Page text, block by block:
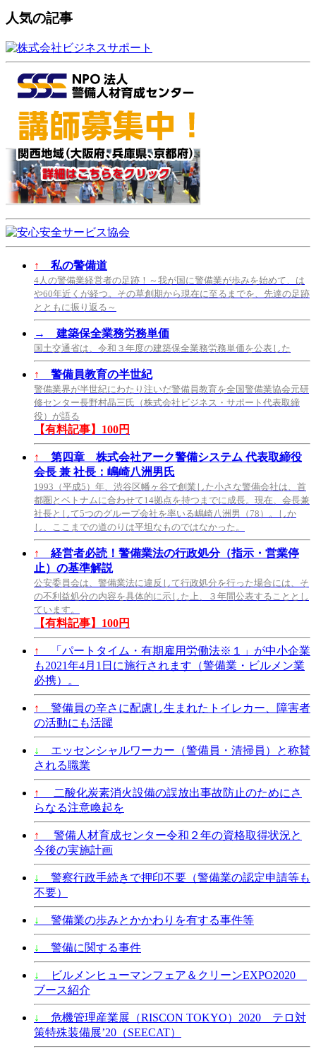
人気の記事
↑ 私の警備道
4人の警備業経営者の足跡！～我が国に警備業が歩みを始めて、は
や60年近くが経つ。その草創期から現在に至るまでを、先達の足跡
とともに振り返る～
→ 建築保全業務労務単価
国土交通省は、令和３年度の建築保全業務労務単価を公表した
↑ 警備員教育の半世紀
警備業界が半世紀にわたり注いだ警備員教育を全国警備業協会元研
修センター長野村晶三氏（株式会社ビジネス・サポート代表取締
役）が語る
【有料記事】100円
↑
第四章 株式会社アーク警備システム 代表取締役
会長 兼 社長：嶋崎八洲男氏
1993（平成5）年、渋谷区幡ヶ谷で創業した小さな警備会社は、首
都圏とベトナムに合わせて14拠点を持つまでに成長。現在、会長兼
社長として5つのグループ会社を率いる嶋崎八洲男（78）。しか
し、ここまでの道のりは平坦なものではなかった。
↑
経営者必読！警備業法の行政処分（指示・営業停
止）の基準解説
公安委員会は、警備業法に違反して行政処分を行った場合には、そ
の不利益処分の内容を具体的に示した上、３年間公表することとし
ています。
【有料記事】100円
↑
「パートタイム・有期雇用労働法※１」が中小企業
も2021年4月1日に施行されます（警備業・ビルメン業
必携）。
↑
警備員の辛さに配慮し生まれたトイレカー、障害者
の活動にも活躍
↓
エッセンシャルワーカー（警備員・清掃員）と称賛
される職業
↑
二酸化炭素消火設備の誤放出事故防止のためにさ
らなる注意喚起を
↑
警備人材育成センター令和２年の資格取得状況と
今後の実施計画
↓
警察行政手続きで押印不要（警備業の認定申請等も
不要）
↓ 警備業の歩みとかかわりを有する事件等
↓ 警備に関する事件
↓
ビルメンヒューマンフェア＆クリーンEXPO2020
ブース紹介
↓
危機管理産業展（RISCON TOKYO）2020 テロ対
策特殊装備展’20（SEECAT）